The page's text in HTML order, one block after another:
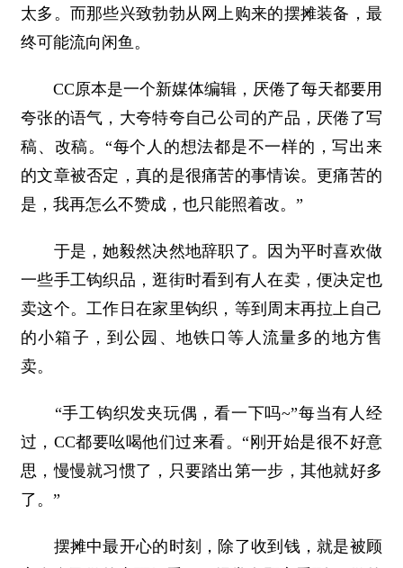
太多。而那些兴致勃勃从网上购来的摆摊装备，最
终可能流向闲鱼。
CC原本是一个新媒体编辑，厌倦了每天都要用
夸张的语气，大夸特夸自己公司的产品，厌倦了写
稿、改稿。“每个人的想法都是不一样的，写出来
的文章被否定，真的是很痛苦的事情诶。更痛苦的
是，我再怎么不赞成，也只能照着改。”
于是，她毅然决然地辞职了。因为平时喜欢做
一些手工钩织品，逛街时看到有人在卖，便决定也
卖这个。工作日在家里钩织，等到周末再拉上自己
的小箱子，到公园、地铁口等人流量多的地方售
卖。
“手工钩织发夹玩偶，看一下吗~”每当有人经
过，CC都要吆喝他们过来看。“刚开始是很不好意
思，慢慢就习惯了，只要踏出第一步，其他就好多
了。”
摆摊中最开心的时刻，除了收到钱，就是被顾